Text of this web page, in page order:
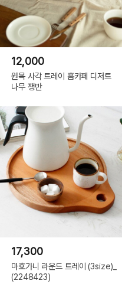
12,000
원목 사각 트레이 홈카페 디저트
나무 쟁반
17,300
마호가니 라운드 트레이 (3size)_
(2248423)